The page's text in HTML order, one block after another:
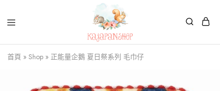
Kajapanshop
日
韓
店
首頁 » Shop » 正能量企鵝 夏日祭系列 毛巾仔